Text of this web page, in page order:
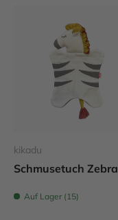
kikadu
Schmusetuch Zebra
Auf Lager (15)